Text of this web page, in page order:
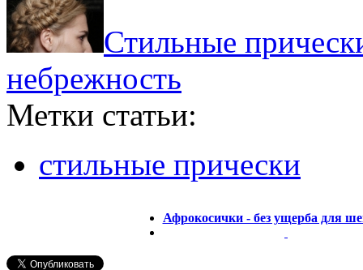
Стильные
небрежность
Метки статьи:
стильные прически
Афрокосички - без ущерба для